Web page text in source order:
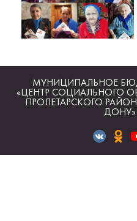
МУНИЦИПАЛЬНОЕ
«ЦЕНТР СОЦИАЛЬНОГО
ПРОЛЕТАРСКОГО
ДОНУ»